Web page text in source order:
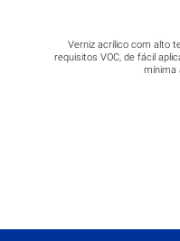
Verniz acrílico com alto
requisitos VOC, de fácil
mínima